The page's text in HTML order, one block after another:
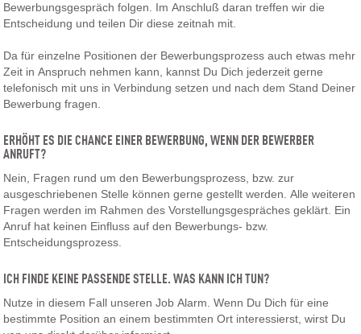
Bewerbungsgespräch folgen. Im Anschluß daran treffen wir die
Entscheidung und teilen Dir diese zeitnah mit.
Da für einzelne Positionen der Bewerbungsprozess auch etwas mehr
Zeit in Anspruch nehmen kann, kannst Du Dich jederzeit gerne
telefonisch mit uns in Verbindung setzen und nach dem Stand Deiner
Bewerbung fragen.
ERHÖHT ES DIE CHANCE EINER BEWERBUNG, WENN DER BEWERBER
ANRUFT?
Nein, Fragen rund um den Bewerbungsprozess, bzw. zur
ausgeschriebenen Stelle können gerne gestellt werden. Alle weiteren
Fragen werden im Rahmen des Vorstellungsgespräches geklärt. Ein
Anruf hat keinen Einfluss auf den Bewerbungs- bzw.
Entscheidungsprozess.
ICH FINDE KEINE PASSENDE STELLE. WAS KANN ICH TUN?
Nutze in diesem Fall unseren Job Alarm. Wenn Du Dich für eine
bestimmte Position an einem bestimmten Ort interessierst, wirst Du